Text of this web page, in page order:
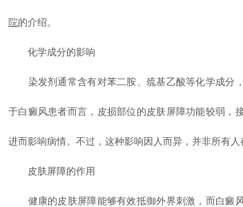
院的介绍。
化学成分的影响
染发剂通常含有对苯二胺、巯基乙酸等化学成分
于白癜风患者而言，皮损部位的皮肤屏障功能较弱，
进而影响病情。不过，这种影响因人而异，并非所有人
皮肤屏障的作用
健康的皮肤屏障能够有效抵御外界刺激，而白癜